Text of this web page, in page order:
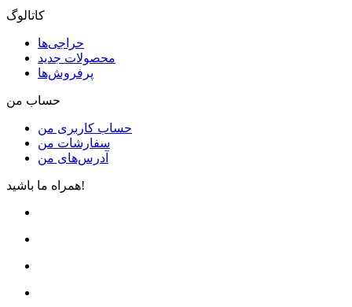
کاتالوگ
حراجی‌ها
محصولات جدید
پرفروش‌ها
حساب من
حساب کاربری من
سفارشات من
آدرس‌های من
همراه ما باشید!